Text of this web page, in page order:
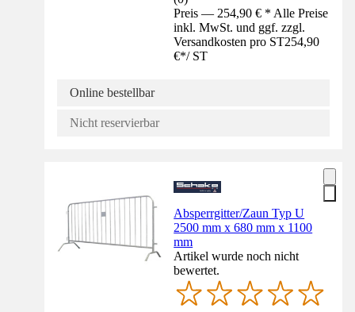
Preis — 254,90 € * Alle Preise
inkl. MwSt. und ggf. zzgl.
Versandkosten pro ST254,90
€*/ ST
Online bestellbar
Nicht reservierbar
Absperrgitter/Zaun Typ U
2500 mm x 680 mm x 1100
mm
Artikel wurde noch nicht
bewertet.